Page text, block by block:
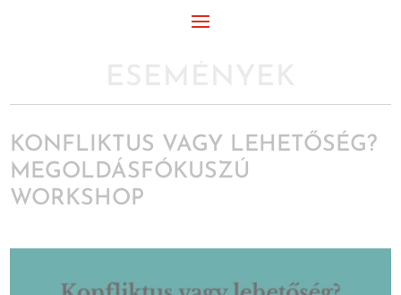
KONFLIKTUS VAGY LEHETŐSÉG?
MEGOLDÁSFÓKUSZÚ
WORKSHOP